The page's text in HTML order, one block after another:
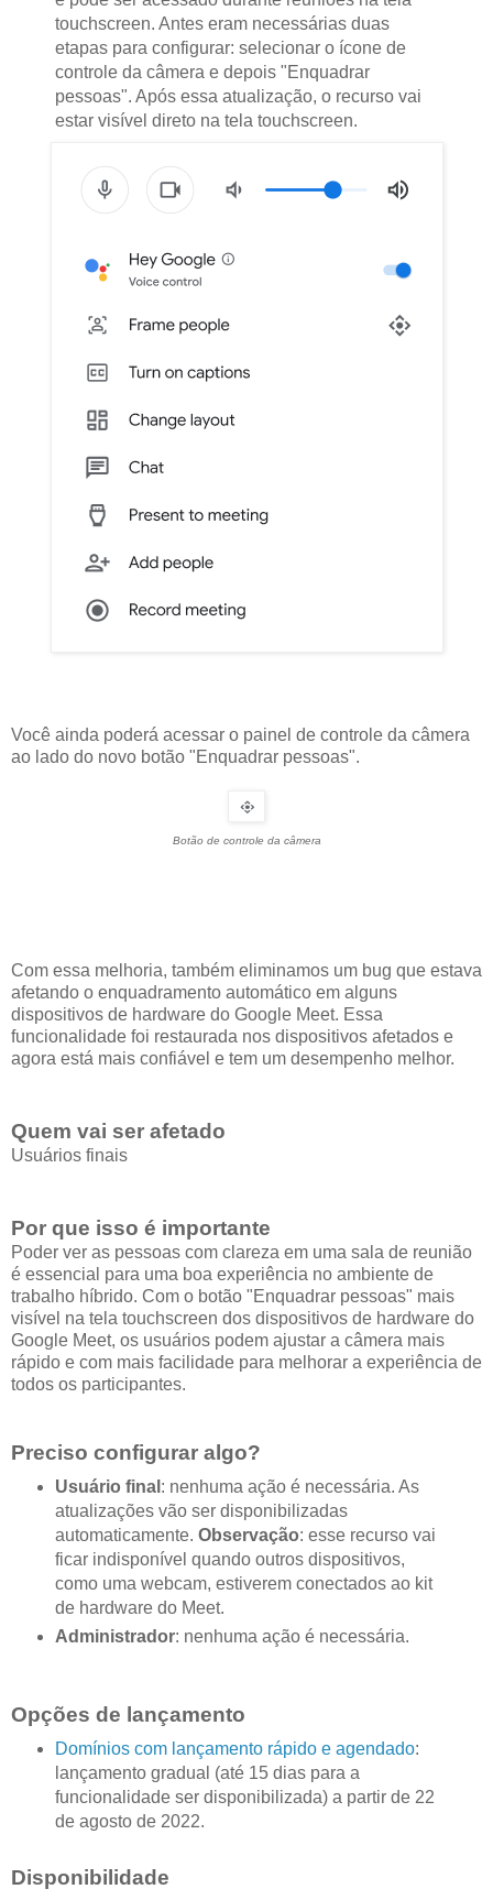
touchscreen. Antes eram necessárias duas
etapas para configurar: selecionar o ícone de
controle da câmera e depois "Enquadrar
pessoas". Após essa atualização, o recurso vai
estar visível direto na tela touchscreen.
Você ainda poderá acessar o painel de controle da câmera
ao lado do novo botão "Enquadrar pessoas".
Botão de controle da câmera
Com essa melhoria, também eliminamos um bug que estava
afetando o enquadramento automático em alguns
dispositivos de hardware do Google Meet. Essa
funcionalidade foi restaurada nos dispositivos afetados e
agora está mais confiável e tem um desempenho melhor.
Quem vai ser afetado
Usuários finais
Por que isso é importante
Poder ver as pessoas com clareza em uma sala de reunião
é essencial para uma boa experiência no ambiente de
trabalho híbrido. Com o botão "Enquadrar pessoas" mais
visível na tela touchscreen dos dispositivos de hardware do
Google Meet, os usuários podem ajustar a câmera mais
rápido e com mais facilidade para melhorar a experiência de
todos os participantes.
Preciso configurar algo?
Usuário final : nenhuma ação é necessária. As
atualizações vão ser disponibilizadas
automaticamente. Observação: esse recurso vai
ficar indisponível quando outros dispositivos,
como uma webcam, estiverem conectados ao kit
de hardware do Meet.
Administrador: nenhuma ação é necessária.
Opções de lançamento
Domínios com lançamento rápido e agendado:
lançamento gradual (até 15 dias para a
funcionalidade ser disponibilizada) a partir de 22
de agosto de 2022.
Disponibilidade